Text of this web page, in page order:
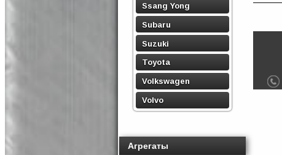
Ssang Yong
Subaru
Suzuki
Toyota
Volkswagen
Volvo
Агрегаты